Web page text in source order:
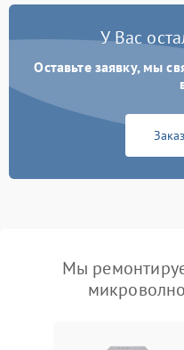
У Вас
Оставьте заявку, мы
Мы